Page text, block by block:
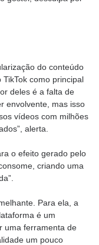
do conteúdo
como principal
deles é a falta de
envolvente, mas isso
vídeos com milhões
alerta.
o efeito gerado pelo
criando uma
Para ela, a
é um
uma ferramenta de
um pouco